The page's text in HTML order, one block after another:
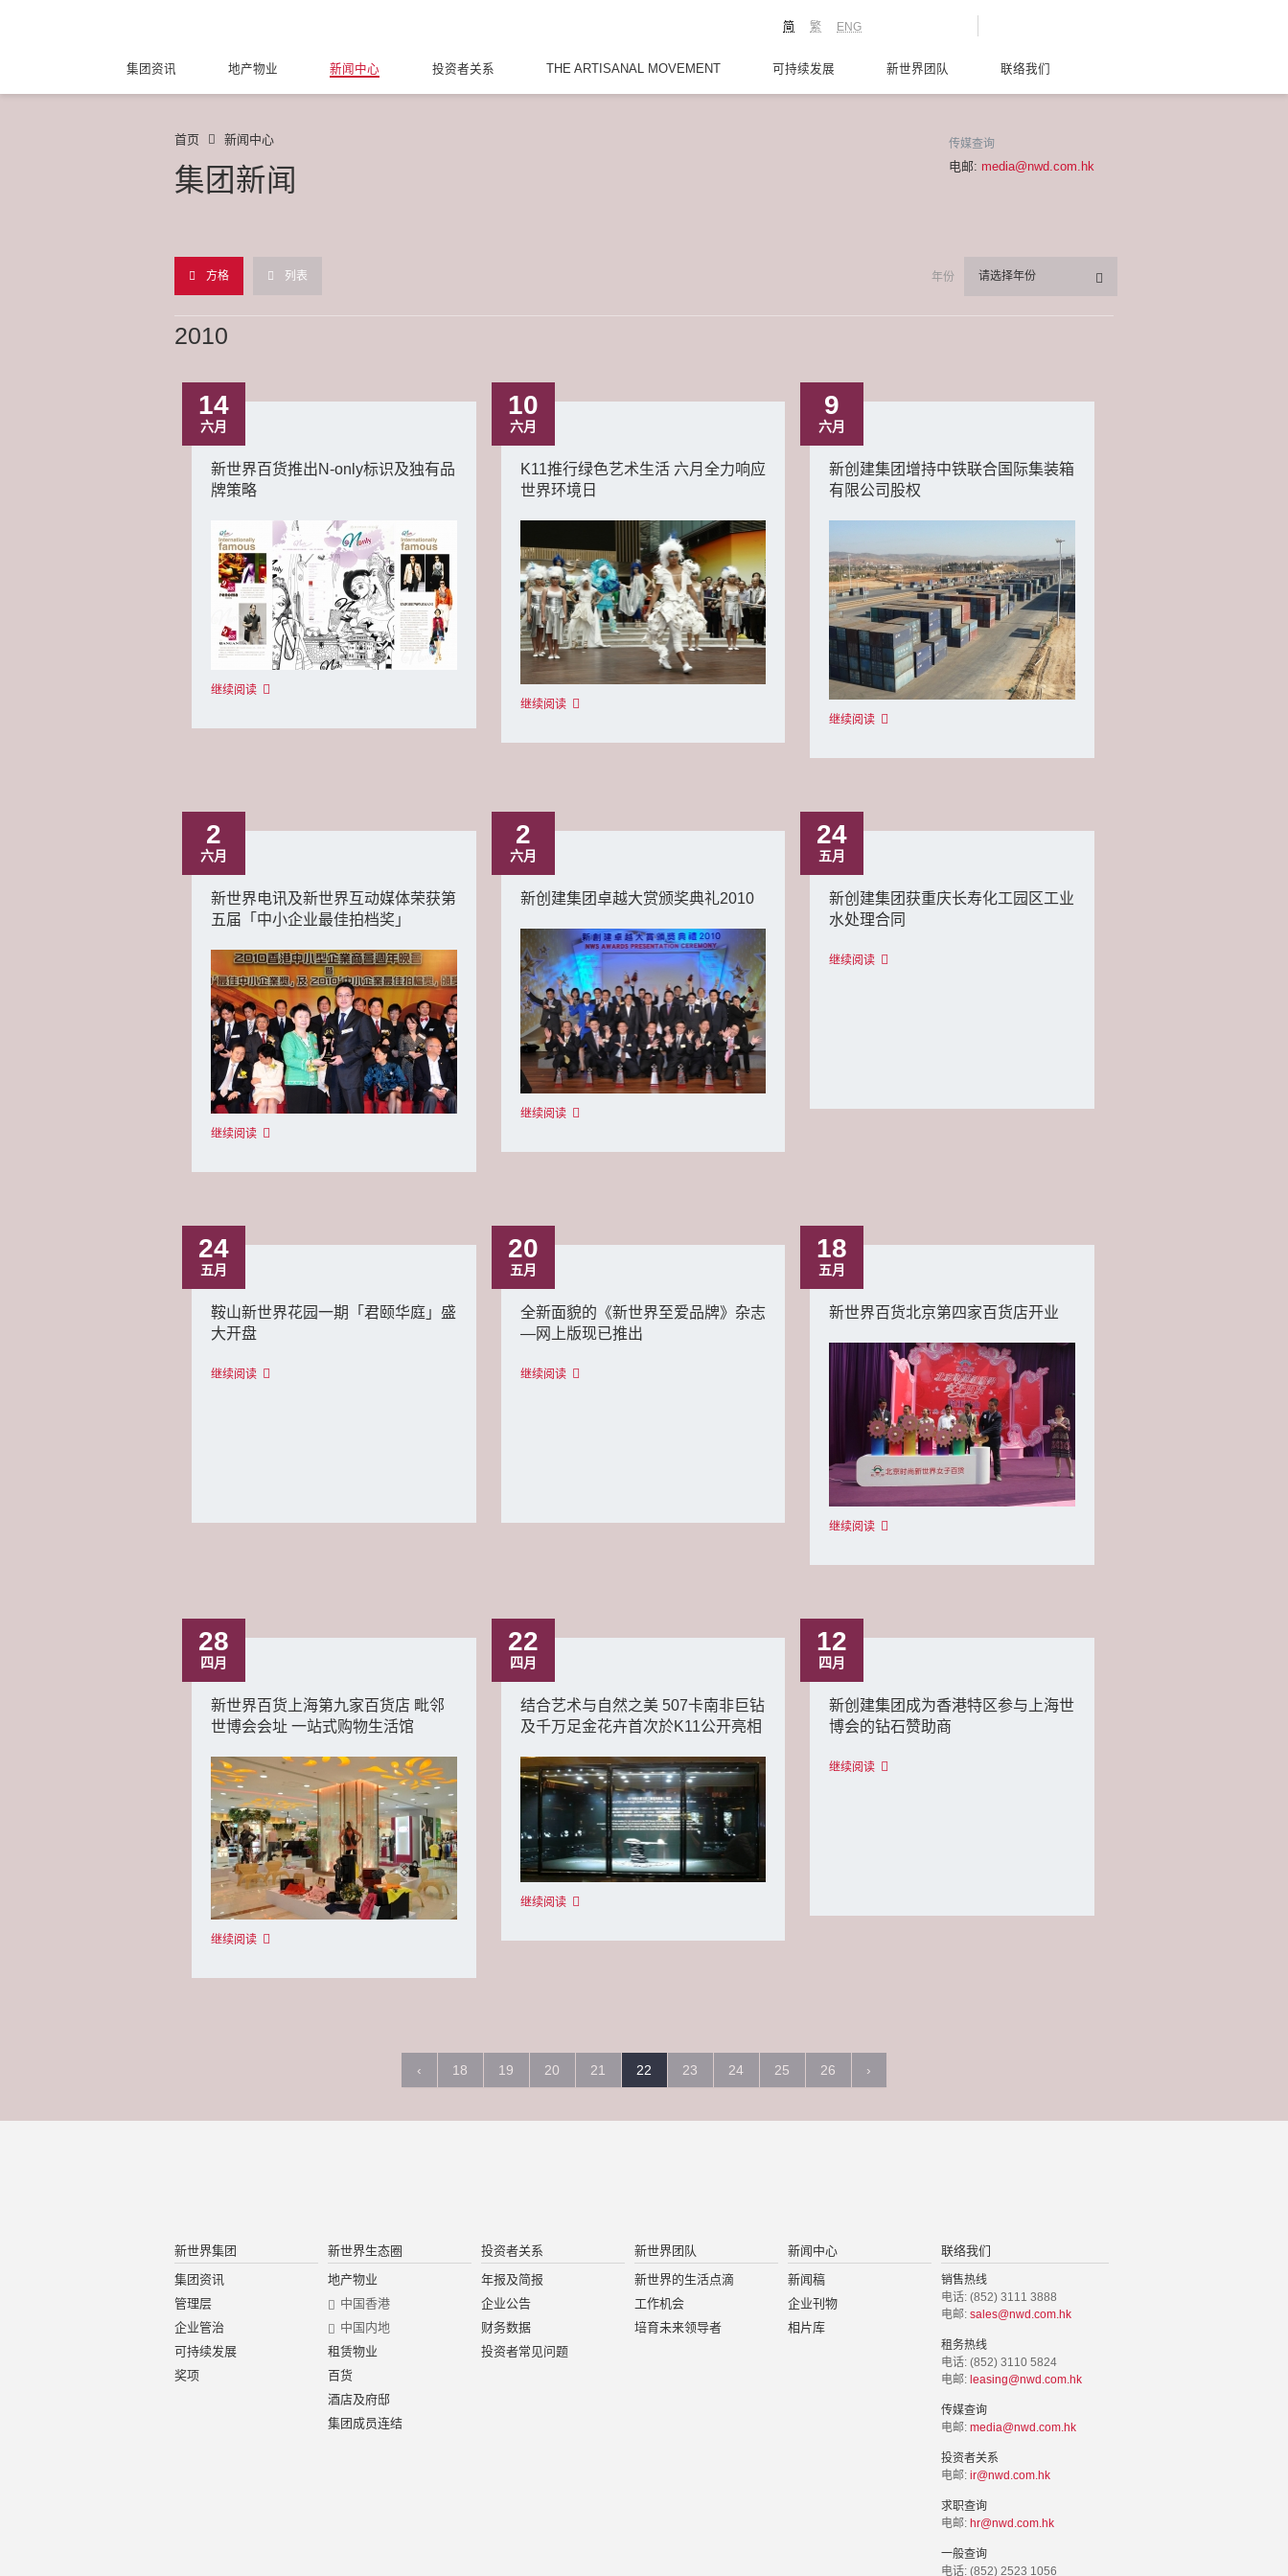
ENG
繁
简
集团资讯 地产物业 新闻中心 投资者关系 THE ARTISANAL MOVEMENT 可持续发展 新世界团队 联络我们
首页 新闻中心
集团新闻
传媒查询
电邮: media@nwd.com.hk
方格 列表 年份 请选择年份
2010
14
六月
新世界百货推出N-only标识及独有品
牌策略
继续阅读
10
六月
K11推行绿色艺术生活 六月全力响应
世界环境日
继续阅读
9
六月
新创建集团增持中铁联合国际集装箱
有限公司股权
继续阅读
2
六月
新世界电讯及新世界互动媒体荣获第
五届「中小企业最佳拍档奖」
继续阅读
2
六月
新创建集团卓越大赏颁奖典礼2010
继续阅读
24
五月
新创建集团获重庆长寿化工园区工业
水处理合同
继续阅读
24
五月
鞍山新世界花园一期「君颐华庭」盛
大开盘
继续阅读
20
五月
全新面貌的《新世界至爱品牌》杂志
—网上版现已推出
继续阅读
18
五月
新世界百货北京第四家百货店开业
继续阅读
28
四月
新世界百货上海第九家百货店 毗邻
世博会会址 一站式购物生活馆
继续阅读
22
四月
结合艺术与自然之美 507卡南非巨钻
及千万足金花卉首次於K11公开亮相
继续阅读
12
四月
新创建集团成为香港特区参与上海世
博会的钻石赞助商
继续阅读
‹ 18 19 20 21 22 23 24 25 26 ›
新世界集团
集团资讯
管理层
企业管治
可持续发展
奖项
新世界生态圈
地产物业
中国香港
中国内地
租赁物业
百货
酒店及府邸
集团成员连结
投资者关系
年报及简报
企业公告
财务数据
投资者常见问题
新世界团队
新世界的生活点滴
工作机会
培育未来领导者
新闻中心
新闻稿
企业刊物
相片库
联络我们
销售热线
电话: (852) 3111 3888
电邮: sales@nwd.com.hk
租务热线
电话: (852) 3110 5824
电邮: leasing@nwd.com.hk
传媒查询
电邮: media@nwd.com.hk
投资者关系
电邮: ir@nwd.com.hk
求职查询
电邮: hr@nwd.com.hk
一般查询
电话: (852) 2523 1056